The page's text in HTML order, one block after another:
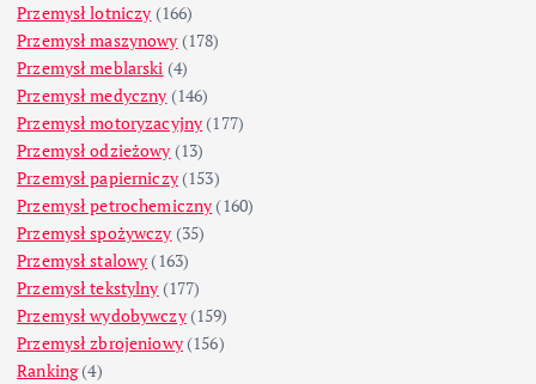
Przemysł lotniczy (166)
Przemysł maszynowy (178)
Przemysł meblarski (4)
Przemysł medyczny (146)
Przemysł motoryzacyjny (177)
Przemysł odzieżowy (13)
Przemysł papierniczy(153)
Przemysł petrochemiczny (160)
Przemysł spożywczy (35)
Przemysł stalowy (163)
Przemysł tekstylny (177)
Przemysł wydobywczy(159)
Przemysł zbrojeniowy(156)
Ranking(4)